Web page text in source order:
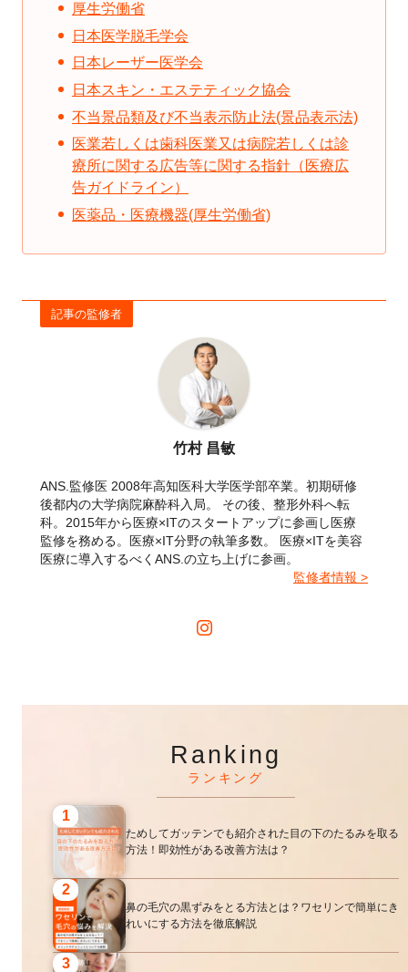
厚生労働省
日本医学脱毛学会
日本レーザー医学会
日本スキン・エステティック協会
不当景品類及び不当表示防止法(景品表示法)
医業若しくは歯科医業又は病院若しくは診
療所に関する広告等に関する指針（医療広
告ガイドライン）
医薬品・医療機器(厚生労働省)
記事の監修者
竹村 昌敏
ANS.監修医 2008年高知医科大学医学部卒業。初期研修
後都内の大学病院麻酔科入局。 その後、整形外科へ転
科。2015年から医療×ITのスタートアップに参画し医療
監修を務める。医療×IT分野の執筆多数。 医療×ITを美容
医療に導入するべくANS.の立ち上げに参画。
監修者情報 >
Ranking
ランキング
1
ためしてガッテンでも紹介された目の下のたるみを取る
方法！即効性がある改善方法は？
2
鼻の毛穴の黒ずみをとる方法とは？ワセリンで簡単にき
れいにする方法を徹底解説
3